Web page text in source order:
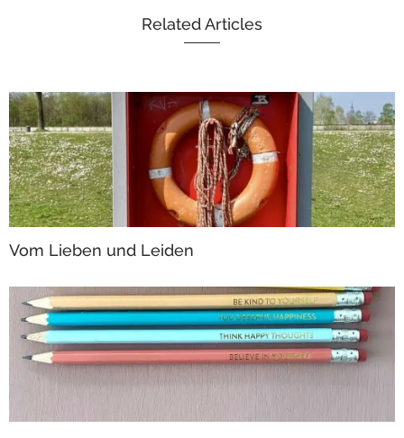
Related Articles
Vom Lieben und Leiden